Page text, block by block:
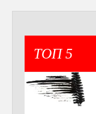
ТОП 5